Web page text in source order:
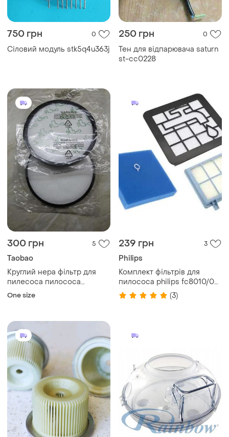
750 грн 0
Сіловий модуль stk5q4u363j
250 грн 0
Тен для відпарювача saturn
st-cc0228
300 грн 5
Taobao
Круглий нера фільтр для
пилесоса пилососа
пилесмока d 17 см rowenta
One size
239 грн 3
Philips
Комплект фільтрів для
пилососа philips fc8010/02
(мікрофільтр + hepa) fc9350,
fc9351, fc9352, fc9330,
(3)